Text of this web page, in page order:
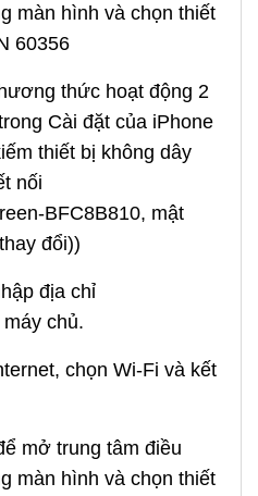
màn hình và chọn thiết
60356
thức hoạt động 2
Cài đặt của iPhone
thiết bị không dây
nối
BFC8B810, mật
đổi))
địa chỉ
chủ.
chọn Wi-Fi và kết
mở trung tâm điều
màn hình và chọn thiết